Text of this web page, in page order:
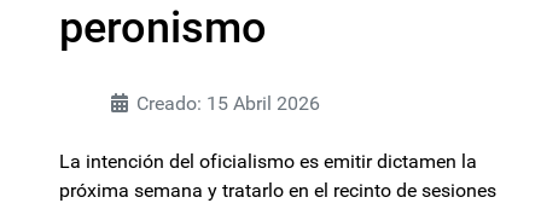
peronismo
Creado: 15 Abril 2026
La intención del oficialismo es emitir dictamen la
próxima semana y tratarlo en el recinto de sesiones